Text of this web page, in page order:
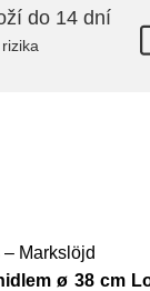
do 14 dní
Markslöjd
ø 38 cm